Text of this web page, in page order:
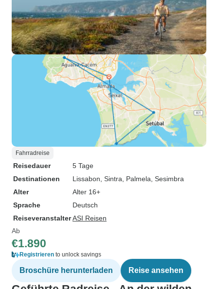
Fahrradreise
Reisedauer
5 Tage
Destinationen
Lissabon , Sintra , Palmela , Sesimbra
Alter
Alter 16+
Sprache
Deutsch
ReiseveranstalterASI Reisen
Ab
€1.890
Registrieren to unlock savings
Broschüre herunterladen Reise ansehen